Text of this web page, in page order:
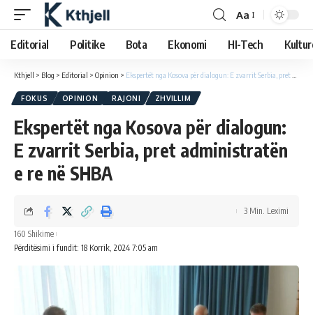
Aa
Editorial Politike Bota Ekonomi HI-Tech
Kthjell > Blog > Editorial > Opinion > Ekspertët nga Kosova për dialogun: E zvarrit Serbia, pret administratën e re në SHBA
FOKUS OPINION RAJONI ZHVILLIM
Ekspertët nga Kosova për dialogun:
E zvarrit Serbia, pret administratën
e re në SHBA
Përditësimi i fundit: 18 Korrik, 2024 7:05 am
160 Shikime
3 Min. Leximi